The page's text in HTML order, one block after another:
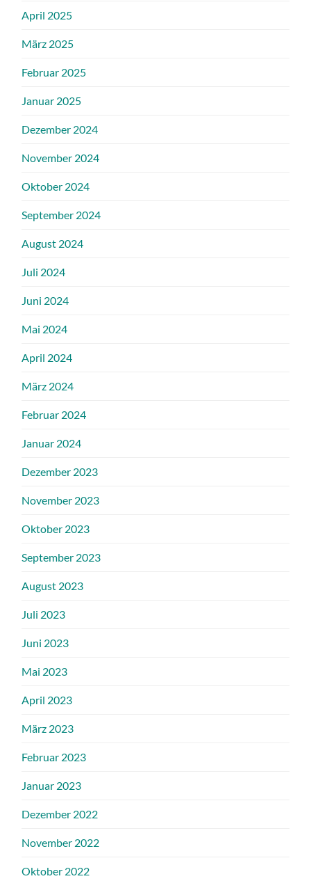
April 2025
März 2025
Februar 2025
Januar 2025
Dezember 2024
November 2024
Oktober 2024
September 2024
August 2024
Juli 2024
Juni 2024
Mai 2024
April 2024
März 2024
Februar 2024
Januar 2024
Dezember 2023
November 2023
Oktober 2023
September 2023
August 2023
Juli 2023
Juni 2023
Mai 2023
April 2023
März 2023
Februar 2023
Januar 2023
Dezember 2022
November 2022
Oktober 2022